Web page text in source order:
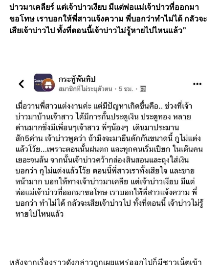
บ่าวมาเคลียร์ แต่เจ้าบ่าวเงียบ มีแต่พ่อแม่เจ้าบ่าวที่ออกมา
ขอโทษ เราบอกให้พี่สาวแจ้งความ พี่บอกว่าทำไม่ได้ กลัวจะ
เสียเจ้าบ่าวไป ทั้งที่ตอนนี้เจ้าบ่าวไม่รู้หายไปไหนแล้ว”
หลังจากเรื่องราวดังกล่าวถูกเผยแพร่ออกไปก็มีชาวเน็ตเข้า